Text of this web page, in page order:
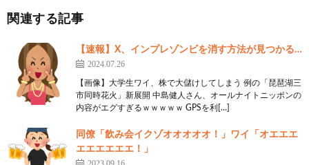
関連する記事
【速報】X、インプレゾンビを消す方法が見つかる…
2024.07.26
【画像】大学生ワイ、株で大儲けしてしまう 例の「琵琶湖三
市同時花火」新展開 中島健人さん、オールナイトニッポンの
内容がエグすぎるｗｗｗｗｗ GPSを利[…]
同僚「飲み会イクゾオオオオオ！」ワイ「オエエエ
エエエエエエ！」
2023.09.16